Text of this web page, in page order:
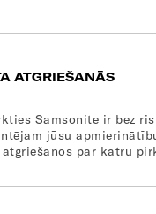
ATGRIEŠANĀS
Samsonite ir bez
jūsu
par katru